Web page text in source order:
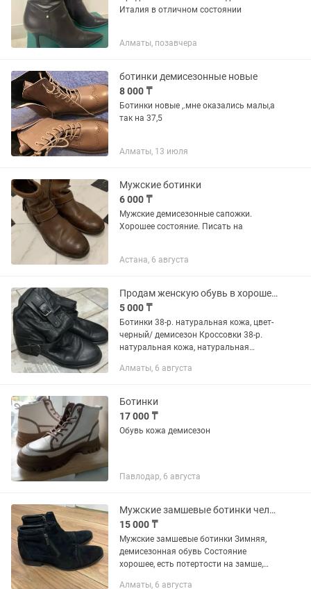
Италия в отличном состоянии
Алматы, позавчера
ботинки демисезонные новые
8 000 ₸
Ботинки новые ,.мне оказались малы,а
так на 37,5
Алматы, 13 июля
Мужские ботинки
6 000 ₸
Мужские демисезонные сапожки.
Хорошее состояние. Писать на
Астана, 6 августа
Продам женскую обувь в хорошем состоянии
5 000 ₸
Ботинки 38-р. натуральная кожа, цвет-
черный/ демисезон Кроссовки 38-р.
натуральная кожа, натуральная
натуральная кожа, цвет-черный,
Алматы, 6 августа
Ботинки
17 000 ₸
Обувь кожа демисезон
Павлодар, 6 августа
Мужские замшевые ботинки челси
15 000 ₸
Мужские замшевые ботинки Зимняя,
демисезонная обувь Состояние
хорошее, есть потертости на замше,
Алматы, 6 августа